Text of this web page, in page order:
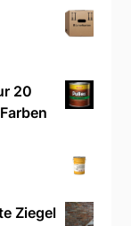
20
Ziegel